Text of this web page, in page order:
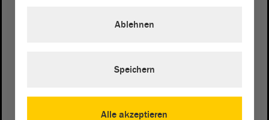
0391 / 560 - 0
Alle akzeptieren
Ablehnen
Speichern